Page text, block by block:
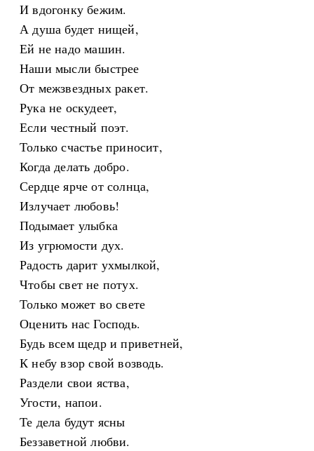
И вдогонку бежим.
А душа будет нищей,
Ей не надо машин.
Наши мысли быстрее
От межзвездных ракет.
Рука не оскудеет,
Если честный поэт.
Только счастье приносит,
Когда делать добро.
Сердце ярче от солнца,
Излучает любовь!
Подымает улыбка
Из угрюмости дух.
Радость дарит ухмылкой,
Чтобы свет не потух.
Только может во свете
Оценить нас Господь.
Будь всем щедр и приветней,
К небу взор свой возводь.
Раздели свои яства,
Угости, напои.
Те дела будут ясны
Беззаветной любви.